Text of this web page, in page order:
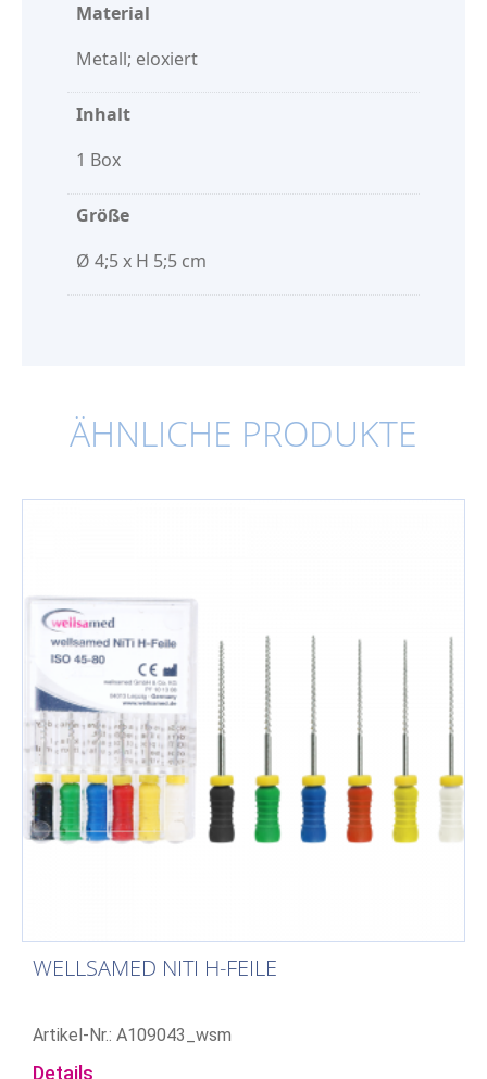
Material
Metall; eloxiert
Inhalt
1 Box
Größe
Ø 4;5 x H 5;5 cm
ÄHNLICHE PRODUKTE
WELLSAMED NITI H-FEILE
Artikel-Nr.: A109043_wsm
Details